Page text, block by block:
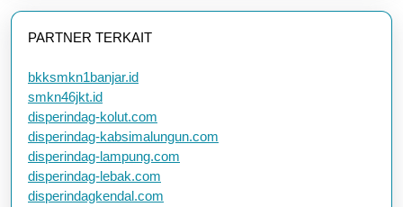
PARTNER TERKAIT
bkksmkn1banjar.id
smkn46jkt.id
disperindag-kolut.com
disperindag-kabsimalungun.com
disperindag-lampung.com
disperindag-lebak.com
disperindagkendal.com